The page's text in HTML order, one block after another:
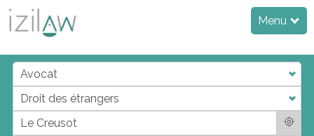
Menu
jdadi
fl